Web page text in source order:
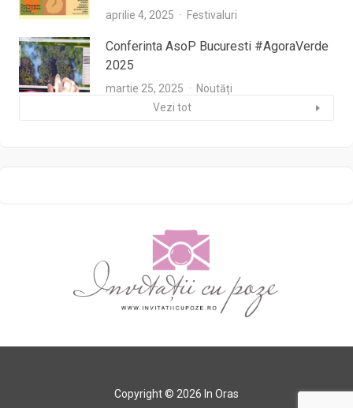
aprilie 4, 2025 Festivaluri
Conferinta AsoP Bucuresti #AgoraVerde
2025
martie 25, 2025
Noutăți
Vezi tot
Copyright © 2026 In Oras